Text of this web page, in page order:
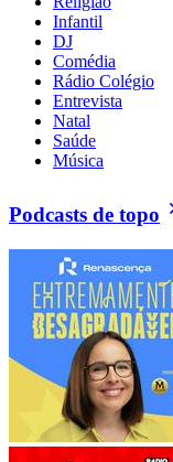
Infantil
DJ
Comédia
Rádio Colégio
Entrevista
Natal
Saúde
Música
Podcasts de topo